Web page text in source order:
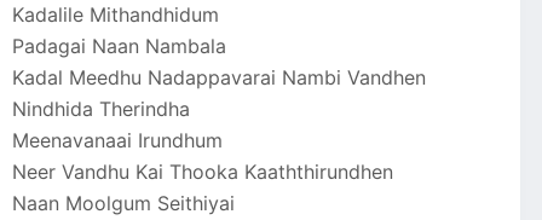
Kadalile Mithandhidum
Padagai Naan Nambala
Kadal Meedhu Nadappavarai Nambi Vandhen
Nindhida Therindha
Meenavanaai Irundhum
Neer Vandhu Kai Thooka Kaaththirundhen
Naan Moolgum Seithiyai